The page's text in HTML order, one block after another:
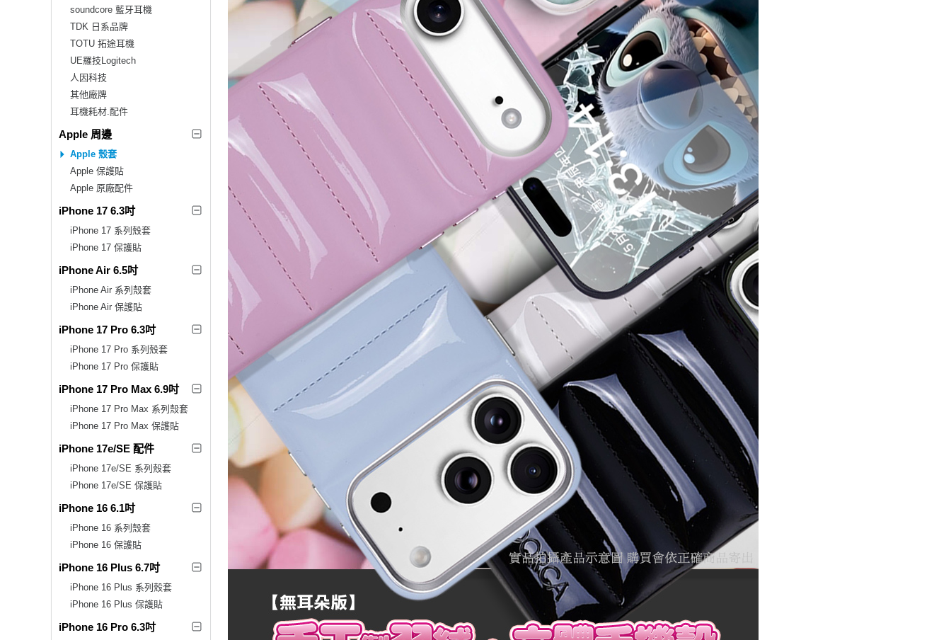
soundcore 藍牙耳機
TDK 日系品牌
TOTU 拓途耳機
UE羅技Logitech
人因科技
其他廠牌
耳機耗材.配件
Apple 周邊
Apple 殼套
Apple 保護貼
Apple 原廠配件
iPhone 17 6.3吋
iPhone 17 系列殼套
iPhone 17 保護貼
iPhone Air 6.5吋
iPhone Air 系列殼套
iPhone Air 保護貼
iPhone 17 Pro 6.3吋
iPhone 17 Pro 系列殼套
iPhone 17 Pro 保護貼
iPhone 17 Pro Max 6.9吋
iPhone 17 Pro Max 系列殼套
iPhone 17 Pro Max 保護貼
iPhone 17e/SE 配件
iPhone 17e/SE 系列殼套
iPhone 17e/SE 保護貼
iPhone 16 6.1吋
iPhone 16 系列殼套
iPhone 16 保護貼
iPhone 16 Plus 6.7吋
iPhone 16 Plus 系列殼套
iPhone 16 Plus 保護貼
iPhone 16 Pro 6.3吋